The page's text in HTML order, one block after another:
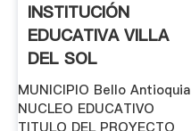
INSTITUCIÓN
EDUCATIVA VILLA
DEL SOL
MUNICIPIO Bello Antioquia
NUCLEO EDUCATIVO
TITULO DEL PROYECTO